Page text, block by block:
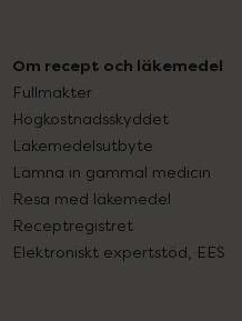
Om recept och läkemedel
Fullmakter
Högkostnadsskyddet
Läkemedelsutbyte
Lämna in gammal medicin
Resa med läkemedel
Receptregistret
Elektroniskt expertstöd, EES